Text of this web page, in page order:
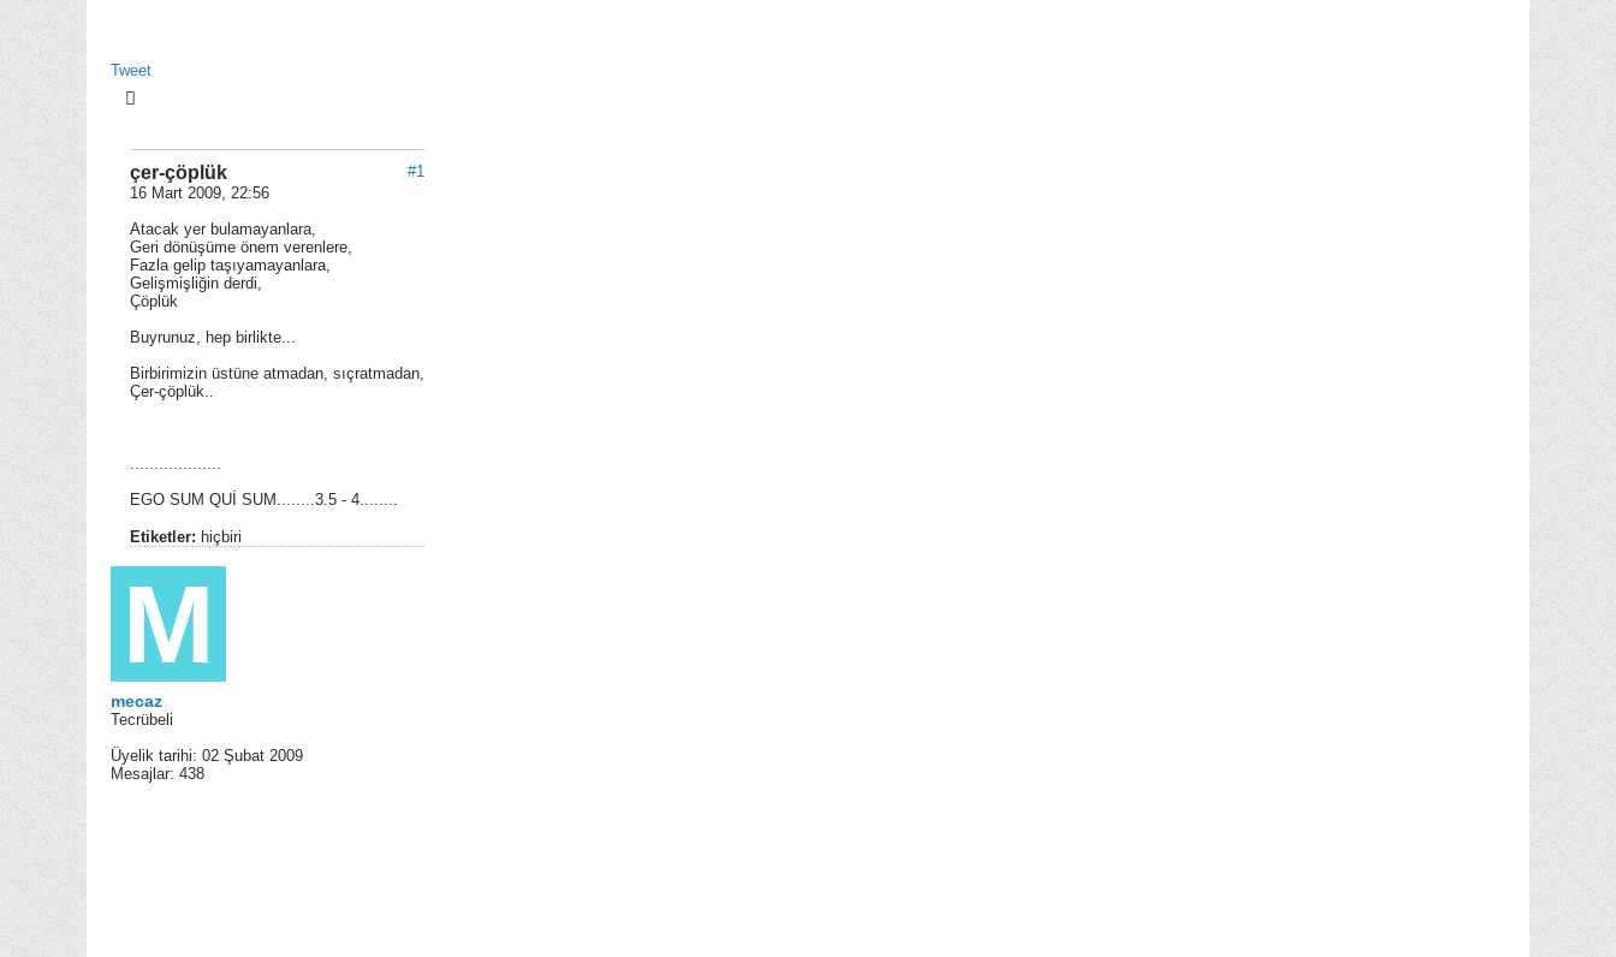
Tweet
#1
çer-çöplük
16 Mart 2009, 22:56
Atacak yer bulamayanlara,
Geri dönüşüme önem verenlere,
Fazla gelip taşıyamayanlara,
Gelişmişliğin derdi,
Çöplük
Buyrunuz, hep birlikte...
Birbirimizin üstüne atmadan, sıçratmadan,
Çer-çöplük..
...................
EGO SUM QUİ SUM........3.5 - 4........
Etiketler: hiçbiri
mecaz
Tecrübeli
Üyelik tarihi: 02 Şubat 2009
Mesajlar: 438